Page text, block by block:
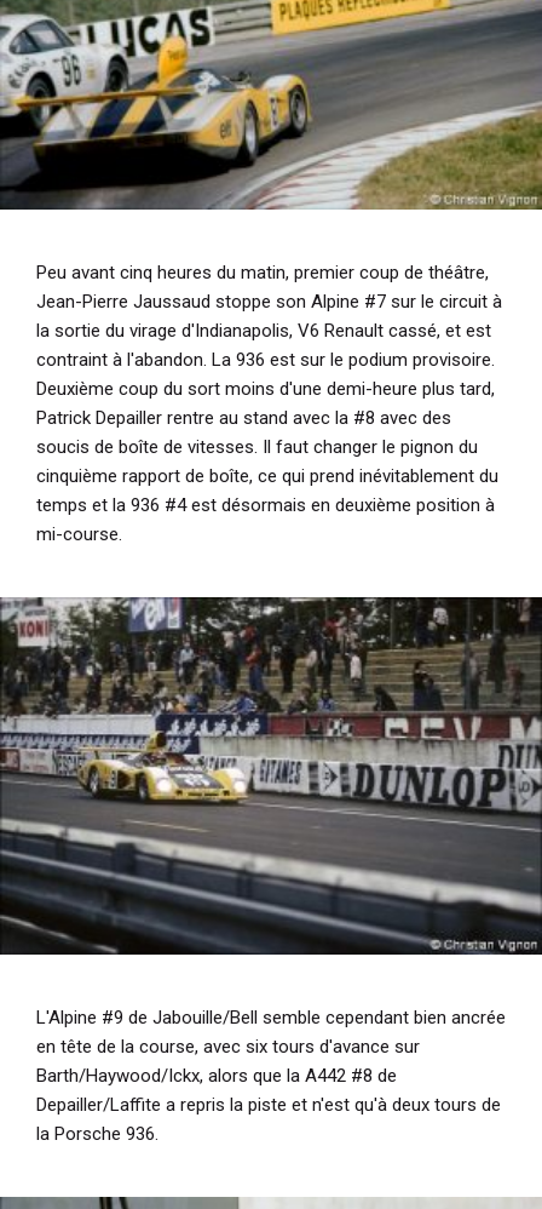
Peu avant cinq heures du matin, premier coup de théâtre,
Jean-Pierre Jaussaud stoppe son Alpine #7 sur le circuit à
la sortie du virage d'Indianapolis, V6 Renault cassé, et est
contraint à l'abandon. La 936 est sur le podium provisoire.
Deuxième coup du sort moins d'une demi-heure plus tard,
Patrick Depailler rentre au stand avec la #8 avec des
soucis de boîte de vitesses. Il faut changer le pignon du
cinquième rapport de boîte, ce qui prend inévitablement du
temps et la 936 #4 est désormais en deuxième position à
mi-course.
L'Alpine #9 de Jabouille/Bell semble cependant bien ancrée
en tête de la course, avec six tours d'avance sur
Barth/Haywood/Ickx, alors que la A442 #8 de
Depailler/Laffite a repris la piste et n'est qu'à deux tours de
la Porsche 936.